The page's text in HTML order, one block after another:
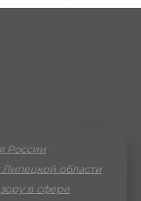
России
области
в сфере